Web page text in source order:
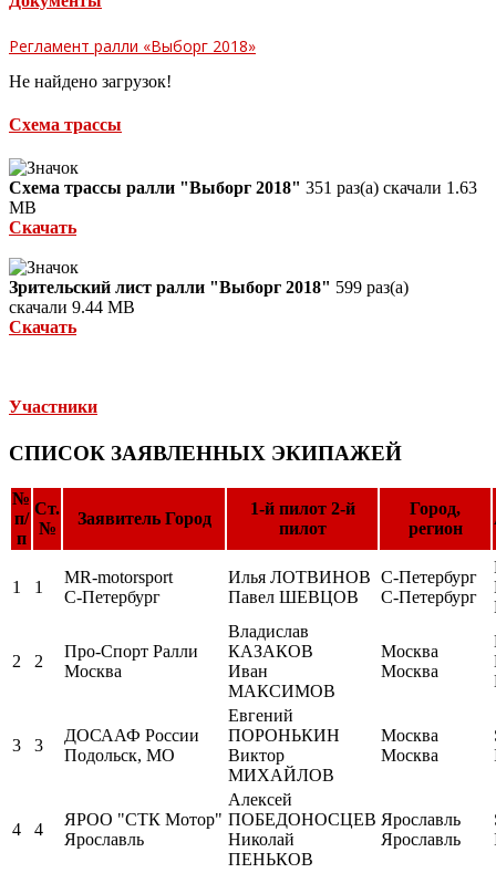
Регламент ралли «Выборг 2018»
Не найдено загрузок!
Схема трассы
Схема трассы ралли "Выборг 2018" 351 раз(а) скачали 1.63
MB
Скачать
Зрительский лист ралли "Выборг 2018" 599 раз(а)
скачали 9.44 MB
Скачать
Участники
СПИСОК ЗАЯВЛЕННЫХ ЭКИПАЖЕЙ
№
п/
п
Ст.
№
Заявитель Город
1-й пилот 2-й
пилот
Город,
регион
1 1
MR-motorsport
С-Петербург
Илья ЛОТВИНОВ
Павел ШЕВЦОВ
С-Петербург
С-Петербург
2 2
Про-Спорт Ралли
Москва
Владислав
КАЗАКОВ
Иван
МАКСИМОВ
Москва
Москва
3 3
ДОСААФ России
Подольск, МО
Евгений
ПОРОНЬКИН
Виктор
МИХАЙЛОВ
Москва
Москва
4 4
ЯРОО "СТК Мотор"
Ярославль
Алексей
ПОБЕДОНОСЦЕВ
Николай
ПЕНЬКОВ
Ярославль
Ярославль